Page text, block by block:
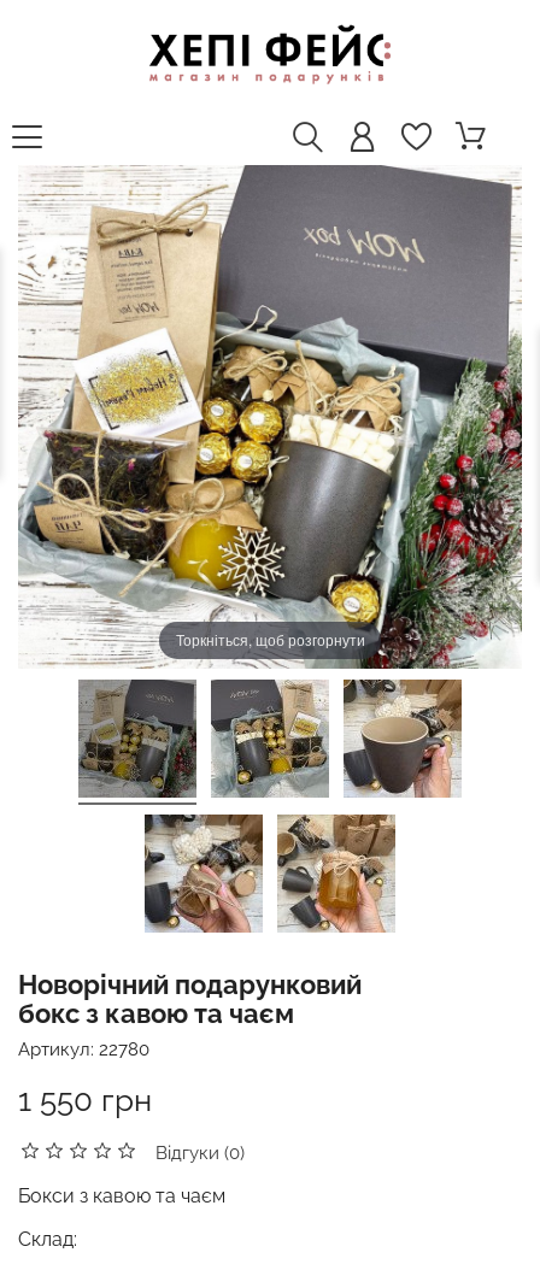
Торкніться, щоб розгорнути
Новорічний подарунковий
бокс з кавою та чаєм
Артикул: 22780
1 550 грн
Відгуки (0)
Бокси з кавою та чаєм
Склад: